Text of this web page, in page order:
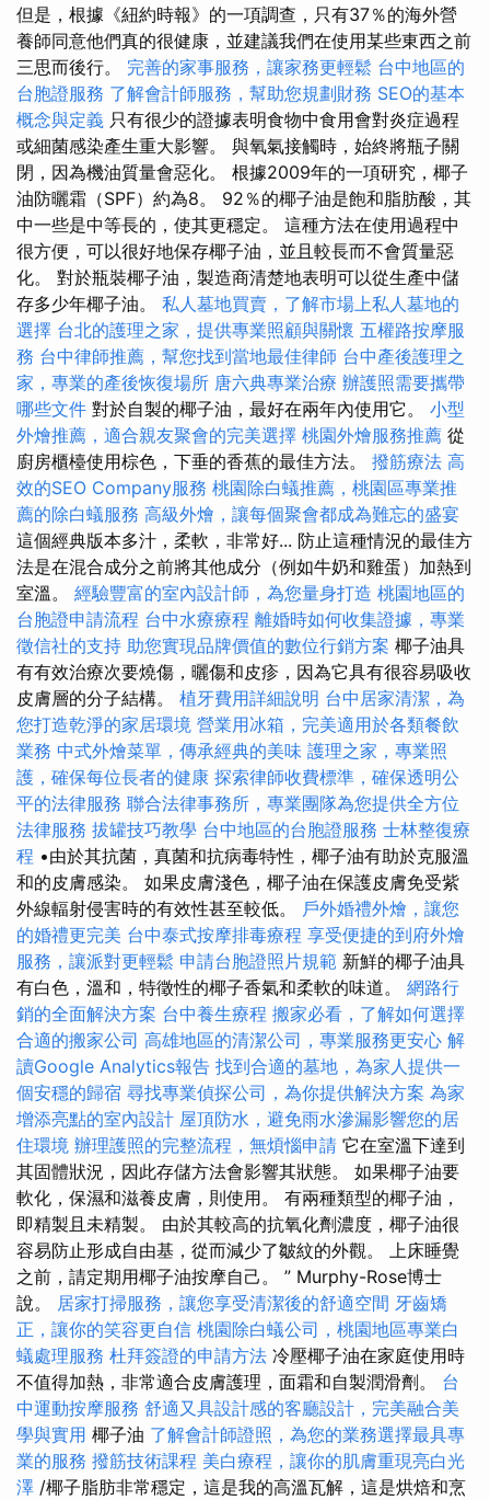
但是，根據《紐約時報》的一項調查，只有37％的海外營
養師同意他們真的很健康，並建議我們在使用某些東西之前
三思而後行。 完善的家事服務，讓家務更輕鬆 台中地區的
台胞證服務 了解會計師服務，幫助您規劃財務 SEO的基本
概念與定義 只有很少的證據表明食物中食用會對炎症過程
或細菌感染產生重大影響。 與氧氣接觸時，始終將瓶子關
閉，因為機油質量會惡化。 根據2009年的一項研究，椰子
油防曬霜（SPF）約為8。 92％的椰子油是飽和脂肪酸，其
中一些是中等長的，使其更穩定。 這種方法在使用過程中
很方便，可以很好地保存椰子油，並且較長而不會質量惡
化。 對於瓶裝椰子油，製造商清楚地表明可以從生產中儲
存多少年椰子油。 私人墓地買賣，了解市場上私人墓地的
選擇 台北的護理之家，提供專業照顧與關懷 五權路按摩服
務 台中律師推薦，幫您找到當地最佳律師 台中產後護理之
家，專業的產後恢復場所 唐六典專業治療 辦護照需要攜帶
哪些文件 對於自製的椰子油，最好在兩年內使用它。 小型
外燴推薦，適合親友聚會的完美選擇 桃園外燴服務推薦 從
廚房櫃檯使用棕色，下垂的香蕉的最佳方法。 撥筋療法 高
效的SEO Company服務 桃園除白蟻推薦，桃園區專業推
薦的除白蟻服務 高級外燴，讓每個聚會都成為難忘的盛宴
這個經典版本多汁，柔軟，非常好... 防止這種情況的最佳方
法是在混合成分之前將其他成分（例如牛奶和雞蛋）加熱到
室溫。 經驗豐富的室內設計師，為您量身打造 桃園地區的
台胞證申請流程 台中水療療程 離婚時如何收集證據，專業
徵信社的支持 助您實現品牌價值的數位行銷方案 椰子油具
有有效治療次要燒傷，曬傷和皮疹，因為它具有很容易吸收
皮膚層的分子結構。 植牙費用詳細說明 台中居家清潔，為
您打造乾淨的家居環境 營業用冰箱，完美適用於各類餐飲
業務 中式外燴菜單，傳承經典的美味 護理之家，專業照
護，確保每位長者的健康 探索律師收費標準，確保透明公
平的法律服務 聯合法律事務所，專業團隊為您提供全方位
法律服務 拔罐技巧教學 台中地區的台胞證服務 士林整復療
程 •由於其抗菌，真菌和抗病毒特性，椰子油有助於克服溫
和的皮膚感染。 如果皮膚淺色，椰子油在保護皮膚免受紫
外線輻射侵害時的有效性甚至較低。 戶外婚禮外燴，讓您
的婚禮更完美 台中泰式按摩排毒療程 享受便捷的到府外燴
服務，讓派對更輕鬆 申請台胞證照片規範 新鮮的椰子油具
有白色，溫和，特徵性的椰子香氣和柔軟的味道。 網路行
銷的全面解決方案 台中養生療程 搬家必看，了解如何選擇
合適的搬家公司 高雄地區的清潔公司，專業服務更安心 解
讀Google Analytics報告 找到合適的墓地，為家人提供一
個安穩的歸宿 尋找專業偵探公司，為你提供解決方案 為家
增添亮點的室內設計 屋頂防水，避免雨水滲漏影響您的居
住環境 辦理護照的完整流程，無煩惱申請 它在室溫下達到
其固體狀況，因此存儲方法會影響其狀態。 如果椰子油要
軟化，保濕和滋養皮膚，則使用。 有兩種類型的椰子油，
即精製且未精製。 由於其較高的抗氧化劑濃度，椰子油很
容易防止形成自由基，從而減少了皺紋的外觀。 上床睡覺
之前，請定期用椰子油按摩自己。 ” Murphy-Rose博士
說。 居家打掃服務，讓您享受清潔後的舒適空間 牙齒矯
正，讓你的笑容更自信 桃園除白蟻公司，桃園地區專業白
蟻處理服務 杜拜簽證的申請方法 冷壓椰子油在家庭使用時
不值得加熱，非常適合皮膚護理，面霜和自製潤滑劑。 台
中運動按摩服務 舒適又具設計感的客廳設計，完美融合美
學與實用 椰子油 了解會計師證照，為您的業務選擇最具專
業的服務 撥筋技術課程 美白療程，讓你的肌膚重現亮白光
澤 /椰子脂肪非常穩定，這是我的高溫瓦解，這是烘焙和烹